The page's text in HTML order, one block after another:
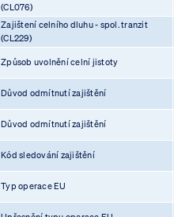
(CL076)
Zajištení celního dluhu - spol. tranzit
(CL229)
Způsob uvolnění celní jistoty
Důvod odmítnutí zajištění
Důvod odmítnutí zajištění
Kód sledování zajištění
Typ operace EU